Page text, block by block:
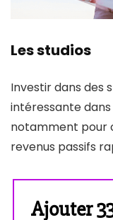
Les studios
Investir dans des
intéressante
notamment pour
revenus passifs